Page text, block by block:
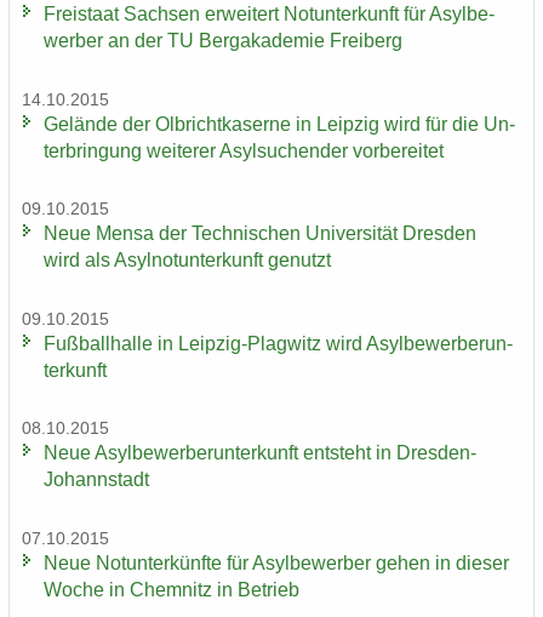
Frei­staat Sach­sen er­wei­tert Not­un­ter­kunft für Asyl­be­
wer­ber an der TU Berg­aka­de­mie Frei­berg
14.10.2015
Ge­län­de der Ol­bricht­ka­ser­ne in Leip­zig wird für die Un­
ter­brin­gung wei­te­rer Asyl­su­chen­der vor­be­rei­tet
09.10.2015
Neue Mensa der Tech­ni­schen Uni­ver­si­tät Dres­den
wird als Asyl­not­un­ter­kunft ge­nutzt
09.10.2015
Fuß­ball­hal­le in Leipzig-​Plagwitz wird Asyl­be­wer­ber­un­
ter­kunft
08.10.2015
Neue Asyl­be­wer­ber­un­ter­kunft ent­steht in Dresden-​
Johannstadt
07.10.2015
Neue Not­un­ter­künf­te für Asyl­be­wer­ber gehen in die­ser
Woche in Chem­nitz in Be­trieb